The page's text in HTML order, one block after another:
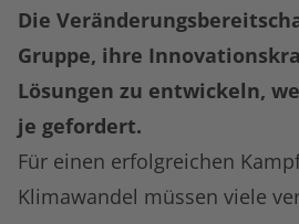
Die
Gruppe, ihre
Lösungen zu entwickeln,
je gefordert.
Für einen erfolgreichen
Klimawandel müssen viele